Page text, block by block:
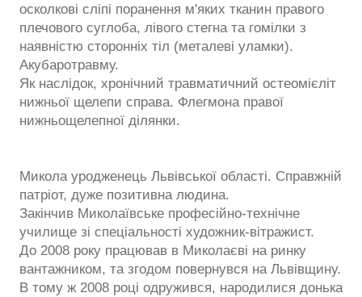
осколкові сліпі поранення м'яких тканин правого
плечового суглоба, лівого стегна та гомілки з
наявністю сторонніх тіл (металеві уламки).
Акубаротравму.
Як наслідок, хронічний травматичний остеомієліт
нижньої щелепи справа. Флегмона правої
нижньощелепної ділянки.
Микола уродженець Львівської області. Справжній
патріот, дуже позитивна людина.
Закінчив Миколаївське професійно-технічне
училище зі спеціальності художник-вітражист.
До 2008 року працював в Миколаєві на ринку
вантажником, та згодом повернувся на Львівщину.
В тому ж 2008 році одружився, народилися донька